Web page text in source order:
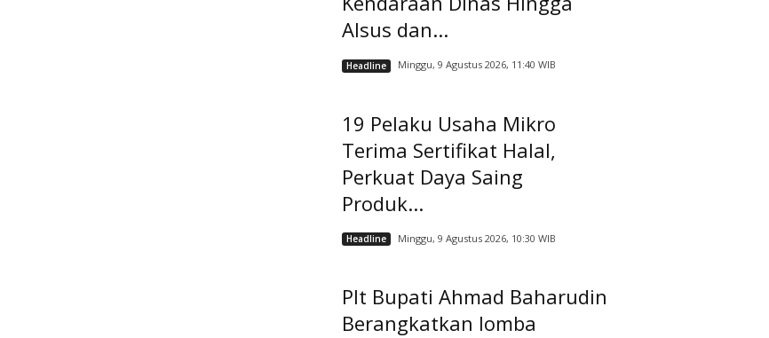
Alsus dan...
Headline Minggu, 9 Agustus 2026, 11:40 WIB
19 Pelaku Usaha Mikro
Terima Sertifikat Halal,
Perkuat Daya Saing
Produk...
Headline Minggu, 9 Agustus 2026, 10:30 WIB
Plt Bupati Ahmad Baharudin
Berangkatkan lomba